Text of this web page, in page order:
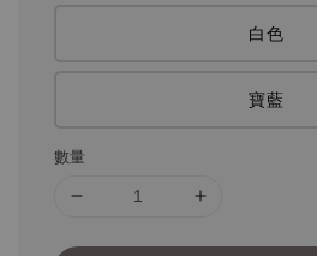
白色
寶藍
數量